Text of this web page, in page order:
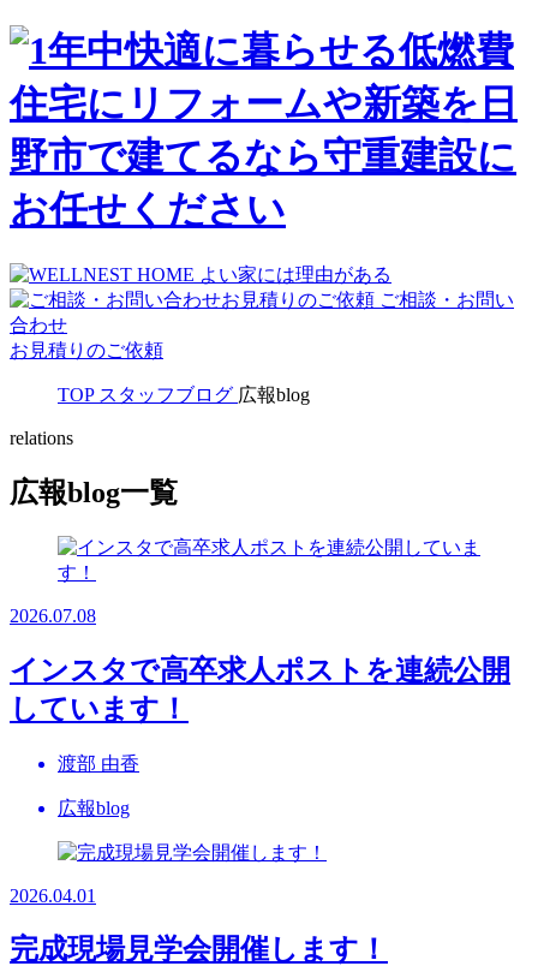
ご相談・お問い
合わせ
お見積りのご依頼
TOP スタッフブログ 広報blog
relations
広報blog一覧
2026.07.08
インスタで高卒求人ポストを連続公開
しています！
渡部 由香
広報blog
2026.04.01
完成現場見学会開催します！